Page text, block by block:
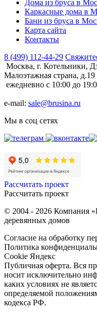
Дома из бруса в
Каркасные дома в
Бани из бруса в
Карта сайта
Контакты
8 (499) 112-44-29
Москва, г. Котельники,
Малоэтажная страна, д.19
ежедневно с 10:00 до
e-mail: sale@brusina.ru
Мы в соц сетях
Рассчитать проект
Рассчитать проект
© 2004 - 2026 Компания
деревянных домов
Согласие на обработку
Политика
Cookie Яндекс
Публичная оферта. Вся
носит исключительно
каких условиях не
определяемой
кодекса РФ.